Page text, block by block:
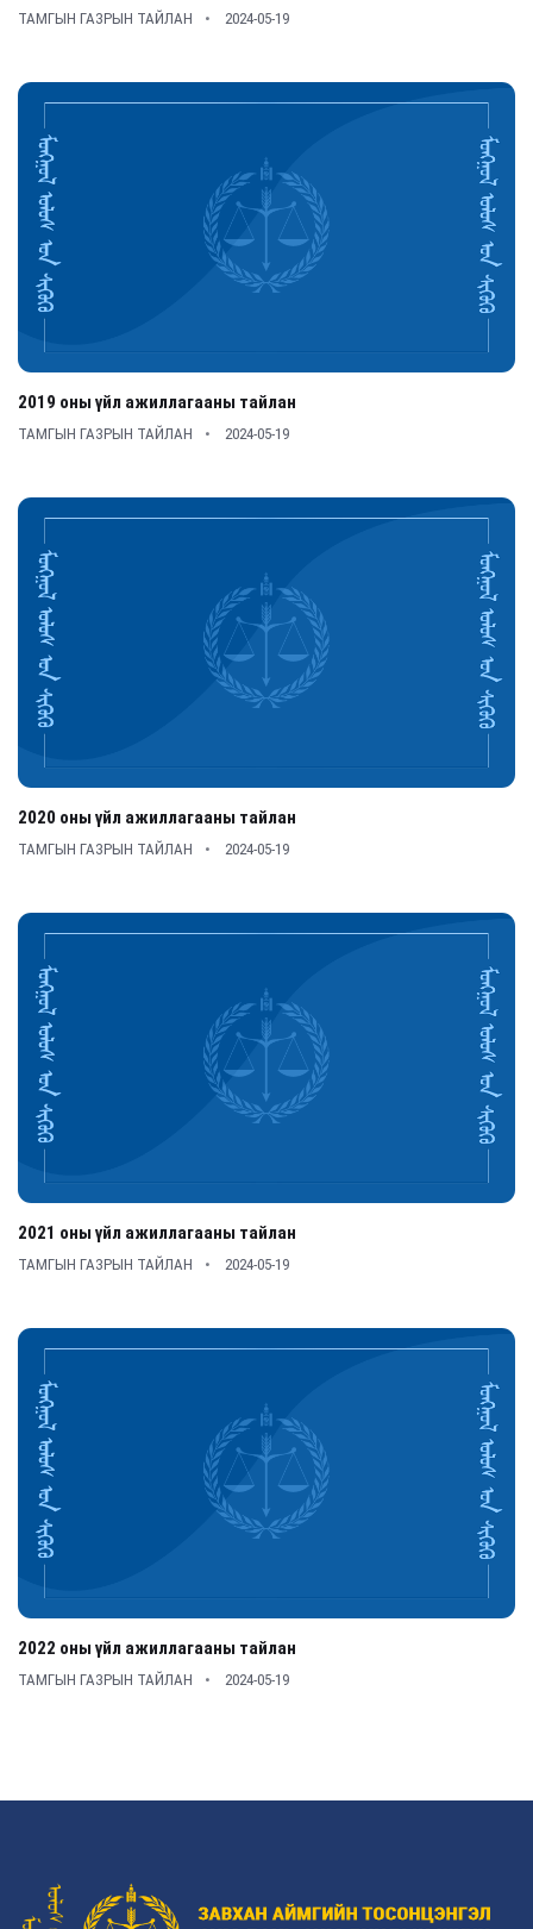
ТАМГЫН ГАЗРЫН ТАЙЛАН 2024-05-19
2019 оны үйл ажиллагааны тайлан
ТАМГЫН ГАЗРЫН ТАЙЛАН 2024-05-19
2020 оны үйл ажиллагааны тайлан
ТАМГЫН ГАЗРЫН ТАЙЛАН 2024-05-19
2021 оны үйл ажиллагааны тайлан
ТАМГЫН ГАЗРЫН ТАЙЛАН 2024-05-19
2022 оны үйл ажиллагааны тайлан
ТАМГЫН ГАЗРЫН ТАЙЛАН 2024-05-19